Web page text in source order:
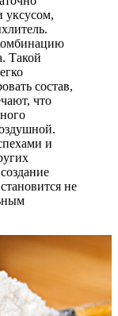
уксусом,
Такой
состав,
что
и
не